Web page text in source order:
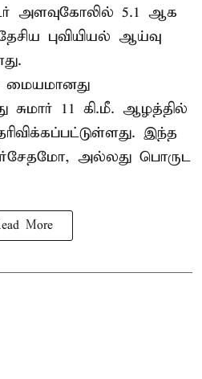
அளவுகோலில் 5.1 ஆக
புவியியல் ஆய்வு
மையமானது
சுமார் 11 கி.மீ. ஆழத்தில்
இந்த
அல்லது பொருட
More